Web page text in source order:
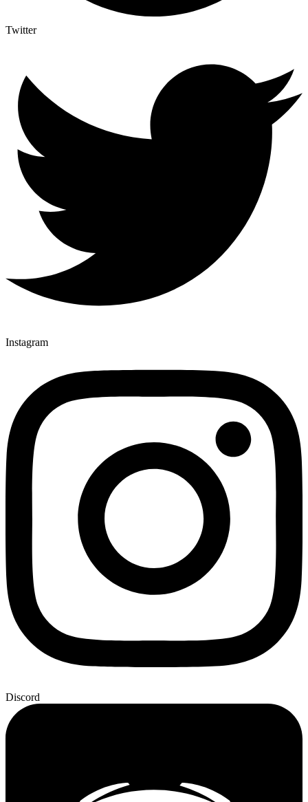
Twitter
Instagram
Discord